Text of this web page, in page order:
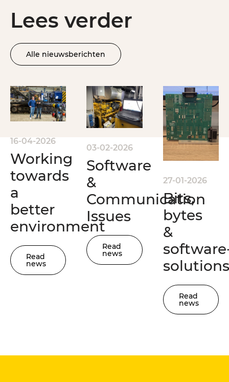
Lees verder
Alle nieuwsberichten
16-04-2026
Working
towards
a
better
environment
Read
news
03-02-2026
Software
&
Communication
Issues
Read
news
27-01-2026
Bits,
bytes
&
Read
news